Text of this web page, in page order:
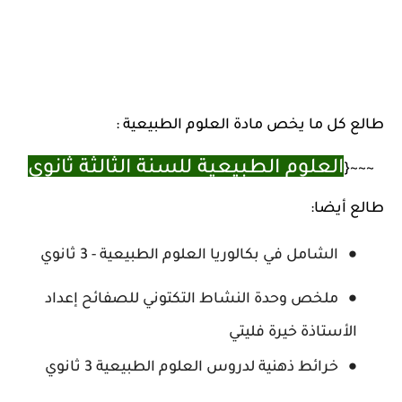
طالع كل ما يخص مادة العلوم الطبيعية :
~~~{العلوم الطبيعية للسنة الثالثة ثانوي
طالع أيضا:
الشامل في بكالوريا العلوم الطبيعية - 3 ثانوي
ملخص وحدة النشاط التكتوني للصفائح إعداد
الأستاذة خيرة فليتي
خرائط ذهنية لدروس العلوم الطبيعية 3 ثانوي